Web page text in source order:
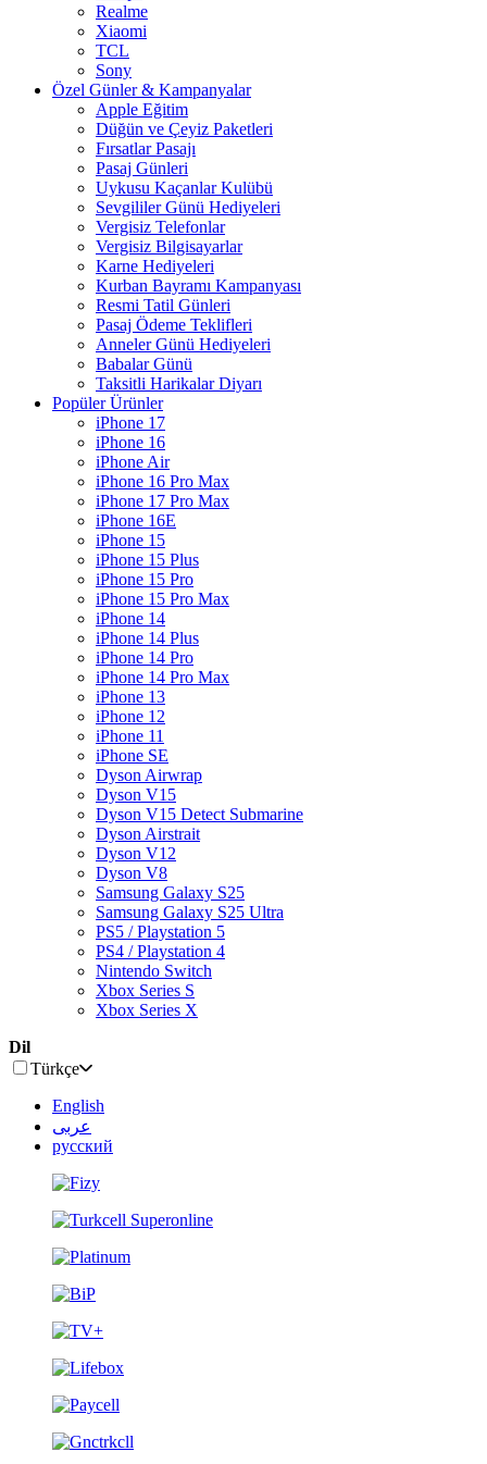
Realme
Xiaomi
TCL
Sony
Özel Günler & Kampanyalar
Apple Eğitim
Düğün ve Çeyiz Paketleri
Fırsatlar Pasajı
Pasaj Günleri
Uykusu Kaçanlar Kulübü
Sevgililer Günü Hediyeleri
Vergisiz Telefonlar
Vergisiz Bilgisayarlar
Karne Hediyeleri
Kurban Bayramı Kampanyası
Resmi Tatil Günleri
Pasaj Ödeme Teklifleri
Anneler Günü Hediyeleri
Babalar Günü
Taksitli Harikalar Diyarı
Popüler Ürünler
iPhone 17
iPhone 16
iPhone Air
iPhone 16 Pro Max
iPhone 17 Pro Max
iPhone 16E
iPhone 15
iPhone 15 Plus
iPhone 15 Pro
iPhone 15 Pro Max
iPhone 14
iPhone 14 Plus
iPhone 14 Pro
iPhone 14 Pro Max
iPhone 13
iPhone 12
iPhone 11
iPhone SE
Dyson Airwrap
Dyson V15
Dyson V15 Detect Submarine
Dyson Airstrait
Dyson V12
Dyson V8
Samsung Galaxy S25
Samsung Galaxy S25 Ultra
PS5 / Playstation 5
PS4 / Playstation 4
Nintendo Switch
Xbox Series S
Xbox Series X
Dil
Türkçe
English
عربى
русский